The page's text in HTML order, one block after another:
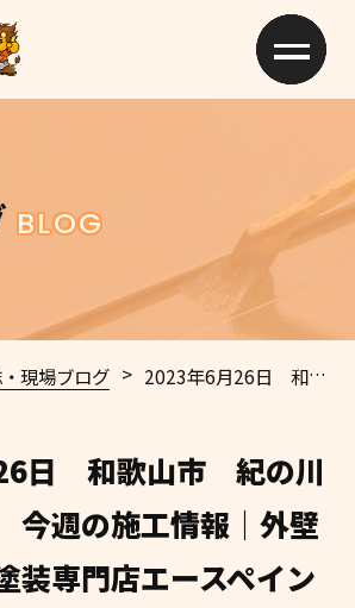
BLOG
現場ブログ > 2023年6月26日 和歌山市 紀の川市 海南市 今週の施工情報｜外壁塗装・屋根塗装専門店エースペイント
日 和歌山市 紀の川
週の施工情報｜外壁
装専門店エースペイン